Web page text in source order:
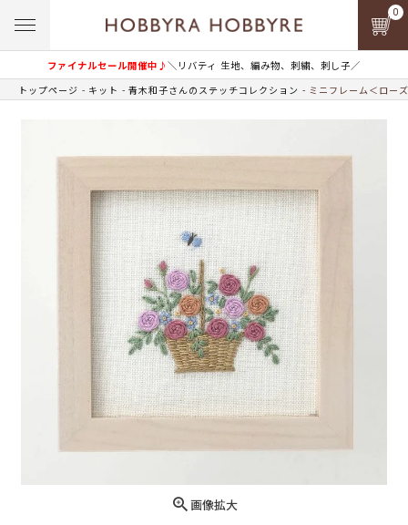
ファイナルセール開催中♪＼リバティ 生地、編み物、刺繍、刺し子／
0
トップページ キット 青木和子さんのステッチコレクション ミニフレーム＜ロー
画像拡大